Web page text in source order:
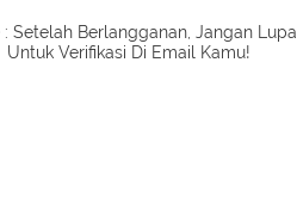
: Setelah Berlangganan, Jangan Lupa
Untuk Verifikasi Di Email Kamu!